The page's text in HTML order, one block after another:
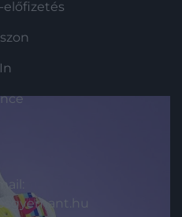
előfizetés
In